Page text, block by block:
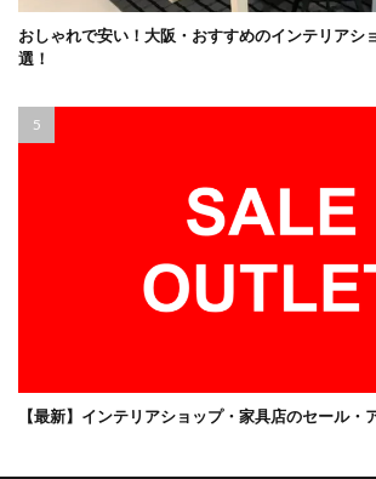
おしゃれで安い！大阪・おすすめのインテリアシ
選！
【最新】インテリアショップ・家具店のセール・